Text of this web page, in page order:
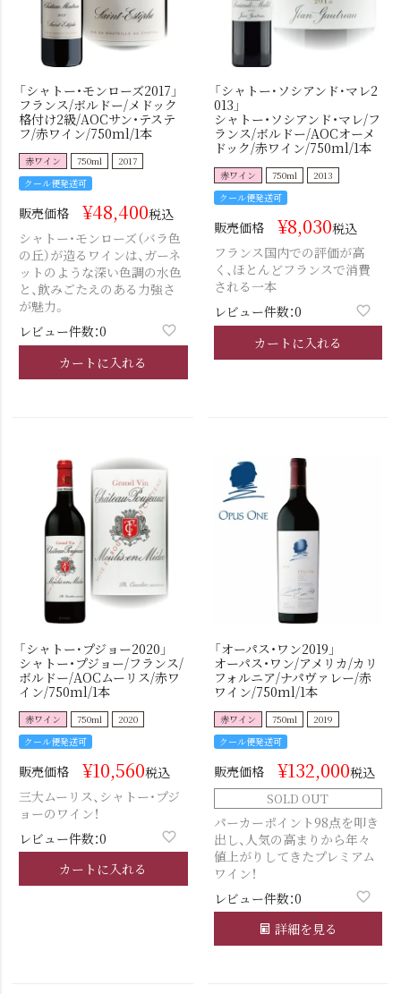
「シャトー・モンローズ2017」
フランス/ボルドー/メドック
格付け2級/AOCサン・テステ
フ/赤ワイン/750ml/1本
赤ワイン 750ml
2017
クール便発送可
販売価格 ¥48,400税込
シャトー・モンローズ（バラ色
の丘）が造るワインは、ガーネ
ットのような深い色調の水色
と、飲みごたえのある力強さ
が魅力。
レビュー件数：0
カートに入れる
「シャトー･ソシアンド･マレ2
013」
シャトー・ソシアンド・マレ/フ
ランス/ボルドー/AOCオーメ
ドック/赤ワイン/750ml/1本
赤ワイン 750ml
2013
クール便発送可
販売価格 ¥8,030税込
フランス国内での評価が高
く、ほとんどフランスで消費
される一本
レビュー件数：0
カートに入れる
「シャトー･プジョー2020」
シャトー・プジョー/フランス/
ボルドー/AOCムーリス/赤ワ
イン/750ml/1本
赤ワイン 750ml
2020
クール便発送可
販売価格 ¥10,560税込
三大ムーリス、シャトー・プジ
ョーのワイン！
レビュー件数：0
カートに入れる
「オーパス・ワン2019」
オーパス・ワン/アメリカ/カリ
フォルニア/ナパヴァレー/赤
ワイン/750ml/1本
赤ワイン 750ml
2019
クール便発送可
販売価格 ¥132,000税込
SOLD OUT
パーカーポイント98点を叩き
出し、人気の高まりから年々
値上がりしてきたプレミアム
ワイン！
レビュー件数：0
詳細を見る